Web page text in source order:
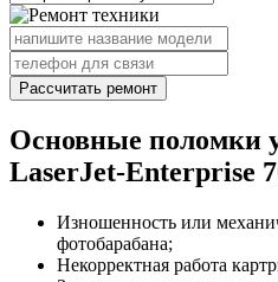
Рассчитать ремонт
Основные поломки
LaserJet-Enterprise
Изношенность или
фотобарабана;
Некорректная работа